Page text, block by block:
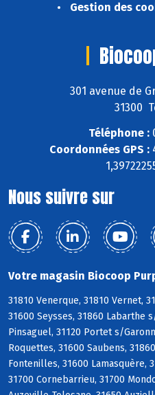
Gestion des
301 avenue de
31300
Téléphone :
Coordonnées GPS :
Nous suivre sur
Votre magasin Biocoop
31810 Venerque, 31810 Vernet,
31600 Seysses, 31860 Labarthe
Pinsaguel, 31120 Portet s/
Roquettes, 31600 Saubens,
Fontenilles, 31600 Lamasquère,
31700 Cornebarrieu, 31700